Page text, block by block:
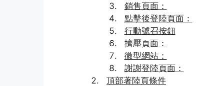
銷售頁面：
點擊後登陸頁面：
行動號召按鈕
擠壓頁面：
微型網站：
謝謝登陸頁面：
頂部著陸頁條件